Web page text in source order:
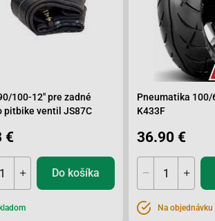
100-12" pre zadné
pitbike ventil JS87C
€
Do košíka
Pneumatika 100/
K433F
36.90 €
Na objednávku